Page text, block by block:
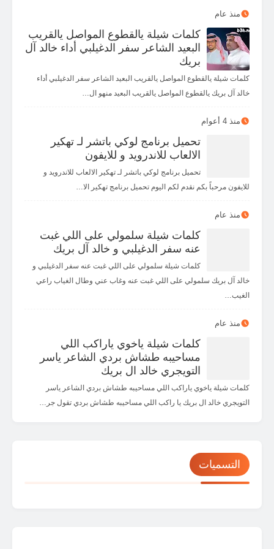
منذ عام
كلمات شيلة يالقطوع المواصل يالقريب
البعيد الشاعر سفر الدغيلبي أداء خالد آل
بريك
كلمات شيلة يالقطوع المواصل يالقريب البعيد الشاعر سفر الدغيلبي أداء
خالد آل بريك يالقطوع المواصل يالقريب البعيد منهو ال…
منذ 4 أعوام
تحميل برنامج لوكي باتشر لـ تهكير
الالعاب للاندرويد و للايفون
تحميل برنامج لوكي باتشر لـ تهكير الالعاب للاندرويد و
للايفون مرحباً بكم نقدم لكم اليوم تحميل برنامج تهكير الا…
منذ عام
كلمات شيلة سلمولي على اللي غبت
عنه سفر الدغيلبي و خالد آل بريك
كلمات شيلة سلمولي على اللي غبت عنه سفر الدغيلبي و
خالد آل بريك سلمولي على اللي غبت عنه وغاب عني وطال الغياب راعي
الغيب…
منذ عام
كلمات شيلة ياخوي ياراكب اللي
مساحيبه طشاش بردي الشاعر ياسر
التويجري خالد ال بريك
كلمات شيلة ياخوي ياراكب اللي مساحيبه طشاش بردي الشاعر ياسر
التويجري خالد ال بريك يا راكب اللي مساحيبه طشاش بردي تقول جر…
التسميات